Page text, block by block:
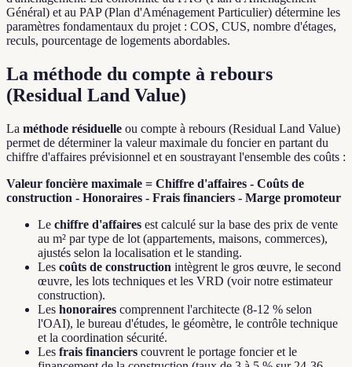
Général) et au PAP (Plan d'Aménagement Particulier) détermine les
paramètres fondamentaux du projet : COS, CUS, nombre d'étages,
reculs, pourcentage de logements abordables.
La méthode du compte à rebours
(Residual Land Value)
La méthode résiduelle ou compte à rebours (Residual Land Value)
permet de déterminer la valeur maximale du foncier en partant du
chiffre d'affaires prévisionnel et en soustrayant l'ensemble des coûts :
Valeur foncière maximale = Chiffre d'affaires - Coûts de
construction - Honoraires - Frais financiers - Marge promoteur
Le chiffre d'affaires est calculé sur la base des prix de vente
au m² par type de lot (appartements, maisons, commerces),
ajustés selon la localisation et le standing.
Les coûts de construction intègrent le gros œuvre, le second
œuvre, les lots techniques et les VRD (voir notre estimateur
construction).
Les honoraires comprennent l'architecte (8-12 % selon
l'OAI), le bureau d'études, le géomètre, le contrôle technique
et la coordination sécurité.
Les frais financiers couvrent le portage foncier et le